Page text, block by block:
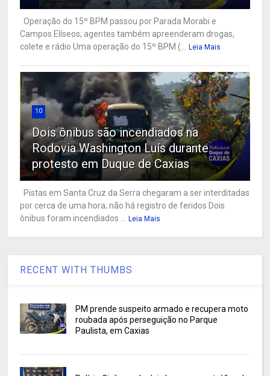
Operação do 15º BPM passou por Parada Morabi e
Campos Elíseos; agentes também apreenderam drogas,
colete e rádio Uma operação do 15º BPM (...
Leia Mais
10
Dois ônibus são incendiados na
Rodovia Washington Luís durante
protesto em Duque de Caxias
Pistas em Santa Cruz da Serra chegaram a ser interditadas
por cerca de uma hora; não há registro de feridos Dois
ônibus foram incendiados ...
Leia Mais
RECENT WITH THUMBS
PM prende suspeito armado e recupera moto
roubada após perseguição no Parque
Paulista, em Caxias